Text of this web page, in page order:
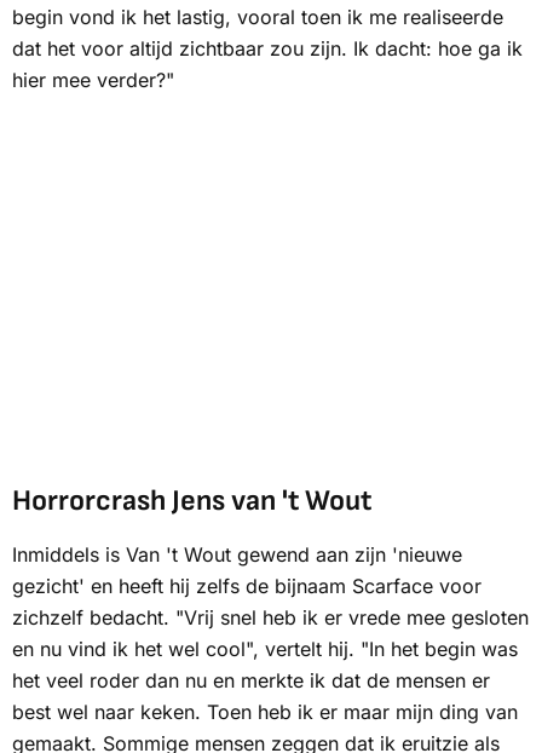
begin vond ik het lastig, vooral toen ik me realiseerde
dat het voor altijd zichtbaar zou zijn. Ik dacht: hoe ga ik
hier mee verder?"
Horrorcrash Jens van 't Wout
Inmiddels is Van 't Wout gewend aan zijn 'nieuwe
gezicht' en heeft hij zelfs de bijnaam Scarface voor
zichzelf bedacht. "Vrij snel heb ik er vrede mee gesloten
en nu vind ik het wel cool", vertelt hij. "In het begin was
het veel roder dan nu en merkte ik dat de mensen er
best wel naar keken. Toen heb ik er maar mijn ding van
gemaakt. Sommige mensen zeggen dat ik eruitzie als